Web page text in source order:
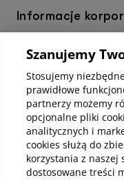
Informacje
Kup
Szanujemy
Stosujemy
prawidłowe
partnerzy możemy
opcjonalne pliki
analitycznych i
cookies służą do
korzystania z naszej
dostosowane treści